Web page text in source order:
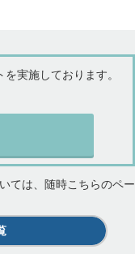
実施しております。
ては、随時こちらのペー